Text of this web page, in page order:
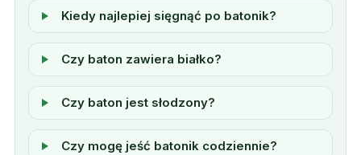
Kiedy najlepiej sięgnąć po batonik?
Czy baton zawiera białko?
Czy baton jest słodzony?
Czy mogę jeść batonik codziennie?